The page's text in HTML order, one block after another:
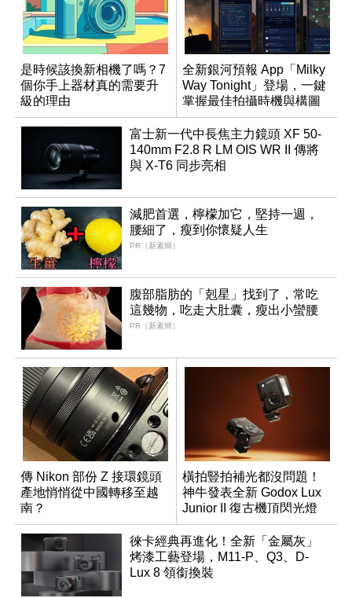
是時候該換新相機了嗎？7
個你手上器材真的需要升
級的理由
全新銀河預報 App「Milky
Way Tonight」登場，一鍵
掌握最佳拍攝時機與構圖
富士新一代中長焦主力鏡頭 XF 50-
140mm F2.8 R LM OIS WR II 傳將
與 X-T6 同步亮相
減肥首選，檸檬加它，堅持一週，
腰細了，瘦到你懷疑人生
PR（新素簡）
腹部脂肪的「剋星」找到了，常吃
這幾物，吃走大肚囊，瘦出小蠻腰
PR（新素簡）
傳 Nikon 部份 Z 接環鏡頭
產地悄悄從中國轉移至越
南？
橫拍豎拍補光都沒問題！
神牛發表全新 Godox Lux
Junior II 復古機頂閃光燈
徠卡經典再進化！全新「金屬灰」
烤漆工藝登場，M11-P、Q3、D-
Lux 8 領銜換裝